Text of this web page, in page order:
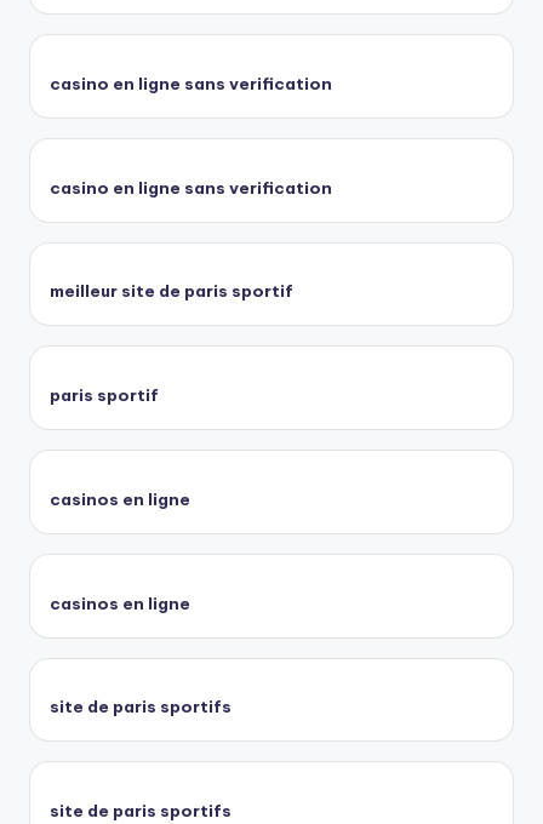
casino en ligne sans verification
casino en ligne sans verification
meilleur site de paris sportif
paris sportif
casinos en ligne
casinos en ligne
site de paris sportifs
site de paris sportifs